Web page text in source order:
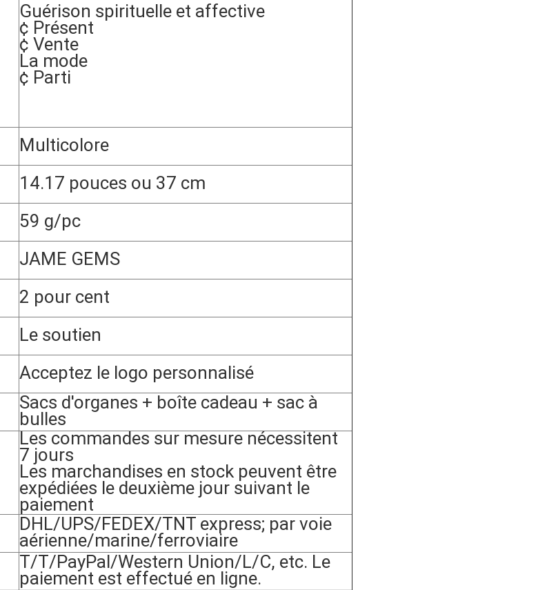
Guérison spirituelle et affective
¢ Présent
¢ Vente
La mode
¢ Parti
Multicolore
14.17 pouces ou 37 cm
59 g/pc
JAME GEMS
2 pour cent
Le soutien
Acceptez le logo personnalisé
Sacs d'organes + boîte cadeau + sac à
bulles
Les commandes sur mesure nécessitent
7 jours
Les marchandises en stock peuvent être
expédiées le deuxième jour suivant le
paiement
DHL/UPS/FEDEX/TNT express; par voie
aérienne/marine/ferroviaire
T/T/PayPal/Western Union/L/C, etc. Le
paiement est effectué en ligne.